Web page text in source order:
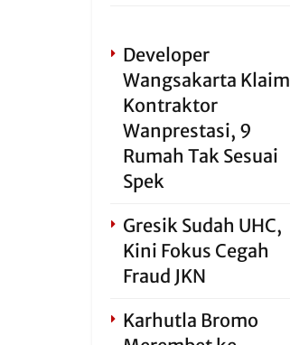
Developer
Wangsakarta Klaim
Kontraktor
Wanprestasi, 9
Rumah Tak Sesuai
Spek
Gresik Sudah UHC,
Kini Fokus Cegah
Fraud JKN
Karhutla Bromo